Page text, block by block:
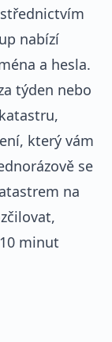
nabízí
a hesla.
týden nebo
který vám
se
na
minut